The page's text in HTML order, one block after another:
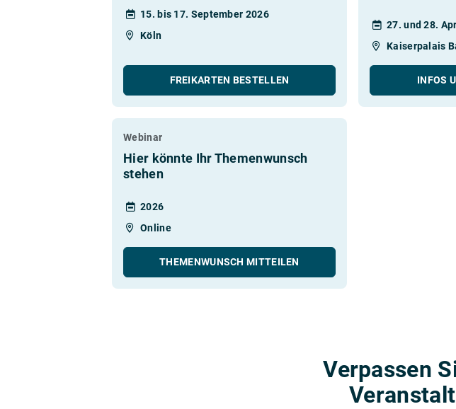
15. bis 17. September 2026
Köln
FREIKARTEN BESTELLEN
27. und 28.
Kaiserpalais
INFOS
Webinar
Hier könnte Ihr Themenwunsch
stehen
2026
Online
THEMENWUNSCH MITTEILEN
Verpassen